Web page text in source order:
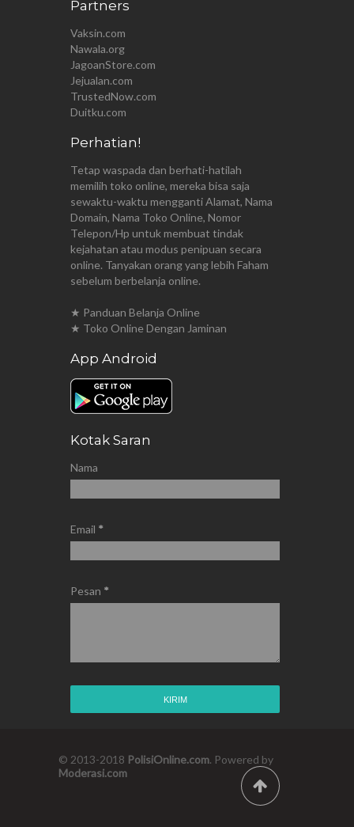
Partners
Vaksin.com
Nawala.org
JagoanStore.com
Jejualan.com
TrustedNow.com
Duitku.com
Perhatian!
Tetap waspada dan berhati-hatilah
memilih toko online, mereka bisa saja
sewaktu-waktu mengganti Alamat, Nama
Domain, Nama Toko Online, Nomor
Telepon/Hp untuk membuat tindak
kejahatan atau modus penipuan secara
online. Tanyakan orang yang lebih Faham
sebelum berbelanja online.
★ Panduan Belanja Online
★ Toko Online Dengan Jaminan
App Android
Kotak Saran
Nama
Email *
Pesan *
© 2013-2018 PolisiOnline.com. Powered by
Moderasi.com